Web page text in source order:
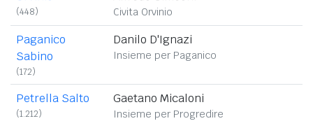
(448) Civita Orvinio
Paganico
Sabino
(172)
Danilo D'Ignazi
Insieme per Paganico
Petrella Salto
(1.212)
Gaetano Micaloni
Insieme per Progredire